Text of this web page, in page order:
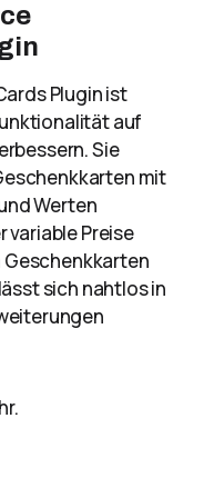
Plugin ist
auf
Sie
mit
Werten
variable Preise
sich nahtlos in